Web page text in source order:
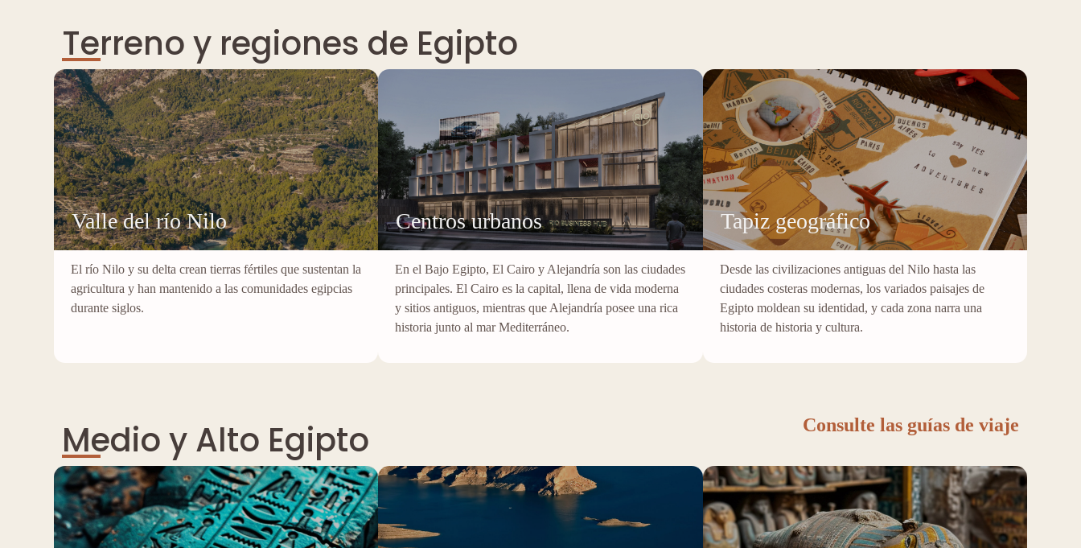
Terreno y regiones de Egipto
Valle del río Nilo
El río Nilo y su delta crean tierras fértiles que sustentan la
agricultura y han mantenido a las comunidades egipcias
durante siglos.
Centros urbanos
En el Bajo Egipto, El Cairo y Alejandría son las ciudades
principales. El Cairo es la capital, llena de vida moderna
y sitios antiguos, mientras que Alejandría posee una rica
historia junto al mar Mediterráneo.
Tapiz geográfico
Desde las civilizaciones antiguas del Nilo hasta las
ciudades costeras modernas, los variados paisajes de
Egipto moldean su identidad, y cada zona narra una
historia de historia y cultura.
Medio y Alto Egipto Consulte las guías de viaje